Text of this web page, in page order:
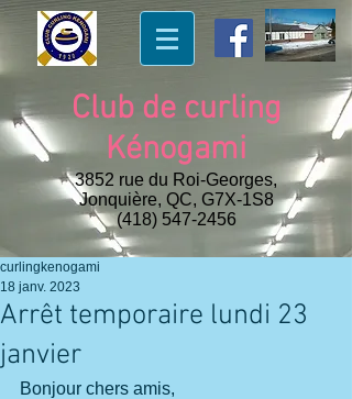
Club de curling
Kénogami
3852 rue du Roi-Georges,
Jonquière, QC, G7X-1S8
(418) 547-2456
Arrêt temporaire lundi 23
janvier
curlingkenogami
18 janv. 2023
Bonjour chers amis,